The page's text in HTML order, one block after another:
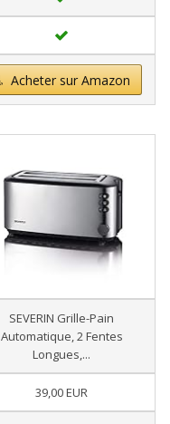
Acheter sur Amazon
SEVERIN Grille-Pain
Automatique, 2 Fentes
Longues,...
39,00 EUR